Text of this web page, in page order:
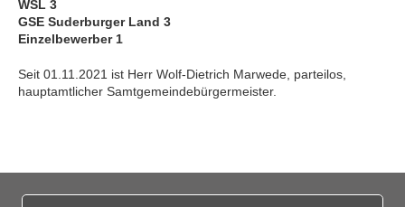
WSL 3
GSE Suderburger Land 3
Einzelbewerber 1
Seit 01.11.2021 ist Herr Wolf-Dietrich Marwede, parteilos,
hauptamtlicher Samtgemeindebürgermeister.